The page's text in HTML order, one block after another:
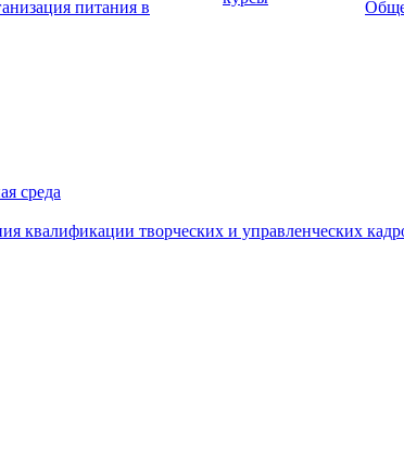
питания в
среда
квалификации творческих и управленческих